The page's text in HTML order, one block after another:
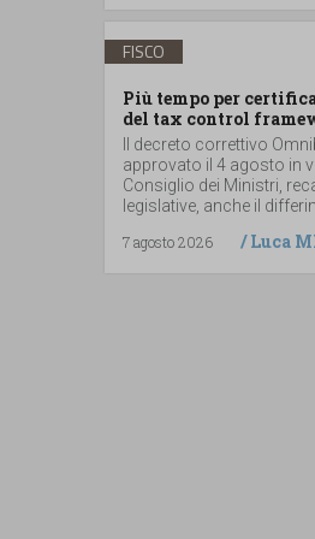
FISCO
Più tempo per
del tax control
Il decreto correttivo
approvato il 4 agosto in
Consiglio dei Ministri,
legislative, anche il
7 agosto 2026
/Luca